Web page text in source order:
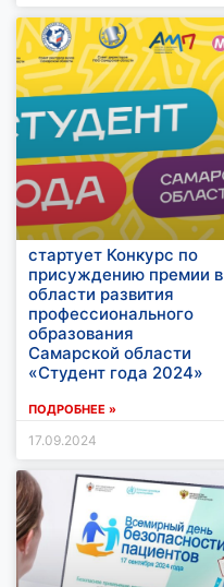
стартует Конкурс по
присуждению премии в
области развития
профессионального
образования
Самарской области
«Студент года 2024»
ПОДРОБНЕЕ »
17.09.2024